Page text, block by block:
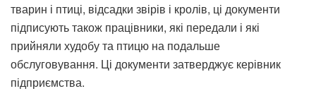
тварин і птиці, відсадки звірів і кролів, ці документи
підписують також працівники, які передали і які
прийняли худобу та птицю на подальше
обслуговування. Ці документи затверджує керівник
підприємства.